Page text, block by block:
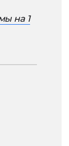
на 1